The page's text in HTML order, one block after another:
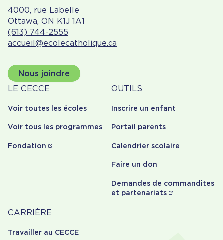
4000, rue Labelle
Ottawa, ON K1J 1A1
(613) 744-2555
accueil@ecolecatholique.ca
Nous joindre
À
propos
LE CECCE
Voir toutes les écoles
Voir tous les programmes
Fondation
Outils
OUTILS
Inscrire un enfant
Portail parents
Calendrier scolaire
Faire un don
Demandes de commandites
et partenariats
Carrière
CARRIÈRE
Travailler au CECCE